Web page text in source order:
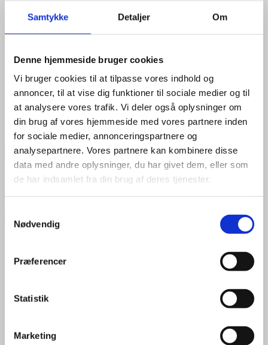
Samtykke Detaljer Om
Denne hjemmeside bruger cookies
Vi bruger cookies til at tilpasse vores indhold og
annoncer, til at vise dig funktioner til sociale medier og til
at analysere vores trafik. Vi deler også oplysninger om
din brug af vores hjemmeside med vores partnere inden
for sociale medier, annonceringspartnere og
analysepartnere. Vores partnere kan kombinere disse
data med andre oplysninger, du har givet dem, eller som
de har indsamlet fra din brug af deres tjenester.
Nødvendig
Præferencer
Statistik
Marketing
+
Tilbehør
Justerbare hulmål
Maks. belastning 100 kg
Elektrogalvaniseret
Pulverlakeret
Med libelle for nem installation
545,00kr.
A+++
19 dB(A)
Energimærke A+++
SCOP 5,3 og SEER 8,6
Dækker op til 148 m²